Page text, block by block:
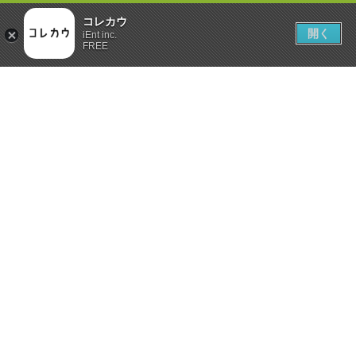
コレカウ
iEnt inc.
FREE
開く